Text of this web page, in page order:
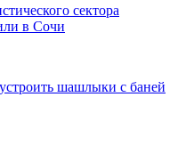
сектора
в Сочи
шашлыки с баней